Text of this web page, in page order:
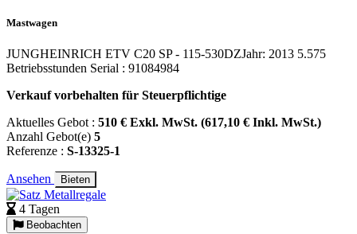
Mastwagen
JUNGHEINRICH ETV C20 SP - 115-530DZJahr: 2013 5.575
Betriebsstunden Serial : 91084984
Verkauf vorbehalten für Steuerpflichtige
Aktuelles Gebot : 510 € Exkl. MwSt. (617,10 € Inkl. MwSt.)
Anzahl Gebot(e) 5
Referenze : S-13325-1
Ansehen Bieten
4 Tagen
Beobachten